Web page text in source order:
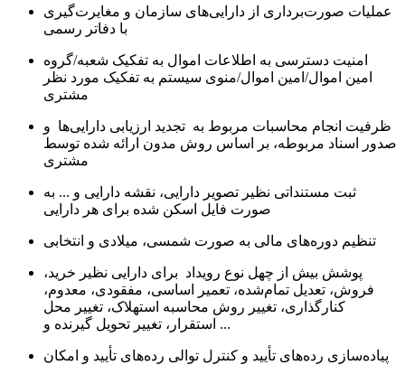
عملیات صورت‌برداری از دارایی‌های سازمان و مغایرت‌گیری
با دفاتر رسمی
امنیت دسترسی به اطلاعات اموال به تفکیک شعبه/گروه
امین اموال/امین اموال/منوی سیستم به تفکیک مورد نظر
مشتری
ظرفیت انجام محاسبات مربوط به تجدید ارزیابی دارایی‌ها و
صدور اسناد مربوطه، بر اساس روش مدون ارائه شده توسط
مشتری
ثبت مستنداتی نظیر تصویر دارایی، نقشه دارایی و ... به
صورت فایل اسکن شده برای هر دارایی
تنظیم دوره‌های مالی به صورت شمسی، میلادی و انتخابی
پوشش بیش از چهل نوع رویداد برای دارایی نظیر خرید،
فروش، تعدیل تمام‌شده، تعمیر اساسی، مفقودی، معدوم،
کنارگذاری، تغییر روش محاسبه استهلاک، تغییر محل
استقرار، تغییر تحویل گیرنده و ...
پیاده‌‌سازی رده‌های تأیید و کنترل توالی رده‌های تأیید و امكان